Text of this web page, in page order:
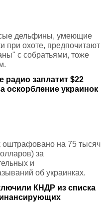
дельфины, умеющие
при охоте, предпочитают
с собратьями, тоже
радио заплатит $22
оскорбление украинок
оштрафовано на 75 тысяч
за
и
об украинках.
КНДР из списка